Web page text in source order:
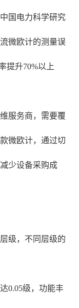
国电力科学研究
微欧计的测量误
提升70%以上
服务商，需要覆
微欧计，通过切
少设备采购成
级，不同层级的
0.05级，功能丰